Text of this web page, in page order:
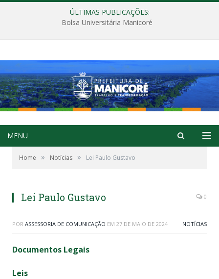
ÚLTIMAS PUBLICAÇÕES:
Bolsa Universitária Manicoré
MENU
Home » Notícias » Lei Paulo Gustavo
Lei Paulo Gustavo 0
POR ASSESSORIA DE COMUNICAÇÃO EM 27 DE MAIO DE 2024 NOTÍCIAS
Documentos Legais
Leis